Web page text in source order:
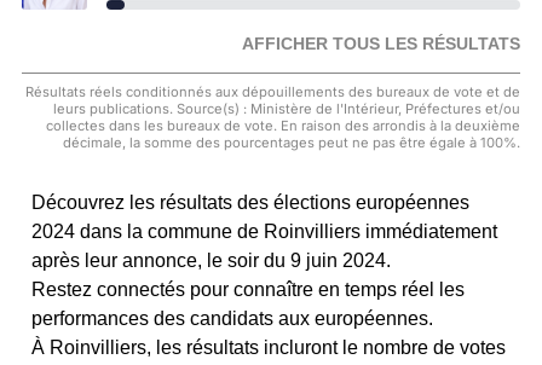
AFFICHER TOUS LES RÉSULTATS
Résultats réels conditionnés aux dépouillements des bureaux de vote et de
leurs publications. Source(s) : Ministère de l'Intérieur, Préfectures et/ou
collectes dans les bureaux de vote. En raison des arrondis à la deuxième
décimale, la somme des pourcentages peut ne pas être égale à 100%.
Découvrez les résultats des élections européennes
2024 dans la commune de Roinvilliers immédiatement
après leur annonce, le soir du 9 juin 2024.
Restez connectés pour connaître en temps réel les
performances des candidats aux européennes.
À Roinvilliers, les résultats incluront le nombre de votes